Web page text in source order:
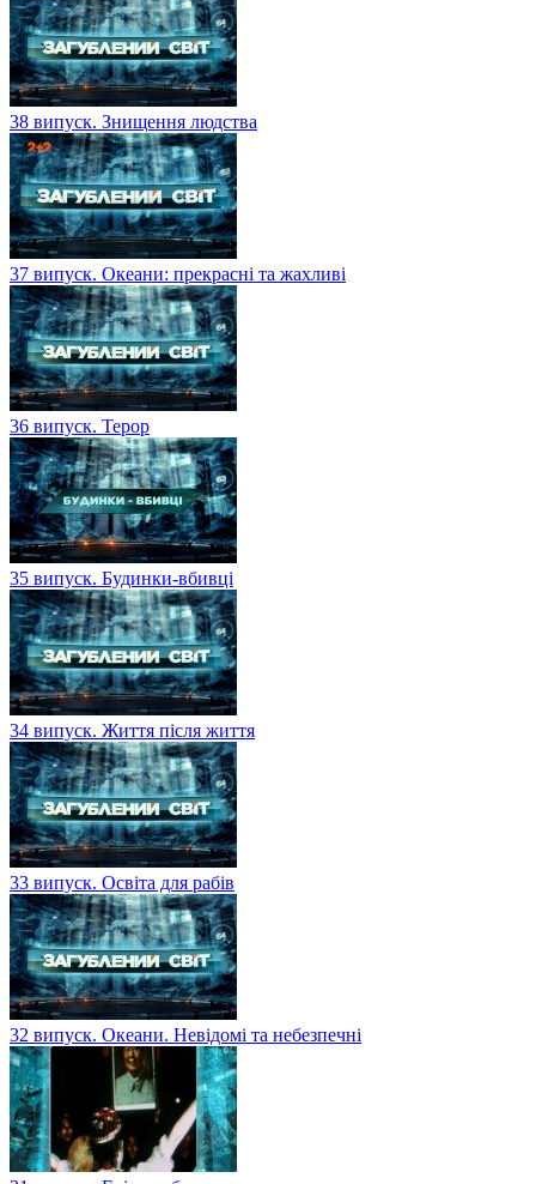
38 випуск. Знищення людства
37 випуск. Океани: прекрасні та жахливі
36 випуск. Терор
35 випуск. Будинки-вбивці
34 випуск. Життя після життя
33 випуск. Освіта для рабів
32 випуск. Океани. Невідомі та небезпечні